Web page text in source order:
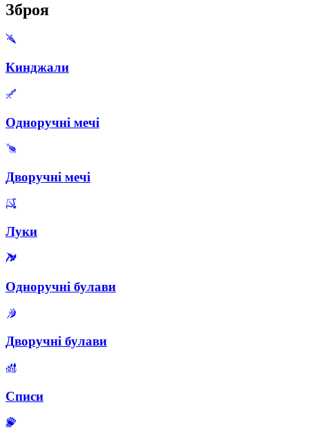
Зброя
Кинджали
Одноручні мечі
Дворучні мечі
Луки
Одноручні булави
Дворучні булави
Списи